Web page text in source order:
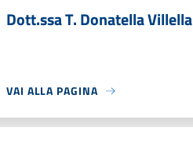
Dott.ssa T. Donatella Villella
VAI ALLA PAGINA